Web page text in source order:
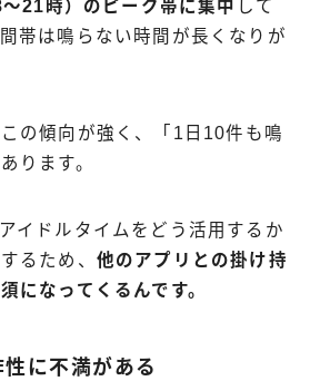
21時）のピーク帯に集中 して
帯は鳴らない時間が長くなりが
の傾向が強く、「1日10件も鳴
ります。
イドルタイムをどう活用するか
るため、 他のアプリとの掛け持
になってくるんです。
に不満がある